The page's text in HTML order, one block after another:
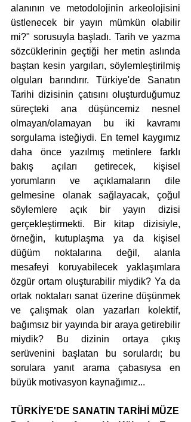
alanının ve metodolojinin arkeolojisini
üstlenecek bir yayın mümkün olabilir
mi?" sorusuyla başladı. Tarih ve yazma
sözcüklerinin geçtiği her metin aslında
baştan kesin yargıları, söylemleştirilmiş
olguları barındırır. Türkiye'de Sanatın
Tarihi dizisinin çatısını oluşturduğumuz
süreçteki ana düşüncemiz nesnel
olmayan/olamayan bu iki kavramı
sorgulama isteğiydi. En temel kaygımız
daha önce yazılmış metinlere farklı
bakış açıları getirecek, kişisel
yorumların ve açıklamaların dile
gelmesine olanak sağlayacak, çoğul
söylemlere açık bir yayın dizisi
gerçekleştirmekti. Bir kitap dizisiyle,
örneğin, kutuplaşma ya da kişisel
düğüm noktalarına değil, alanla
mesafeyi koruyabilecek yaklaşımlara
özgür ortam oluşturabilir miydik? Ya da
ortak noktaları sanat üzerine düşünmek
ve çalışmak olan yazarları kolektif,
bağımsız bir yayında bir araya getirebilir
miydik? Bu dizinin ortaya çıkış
serüvenini başlatan bu sorulardı; bu
sorulara yanıt arama çabasıysa en
büyük motivasyon kaynağımız...
TÜRKİYE'DE SANATIN TARİHİ MÜZE